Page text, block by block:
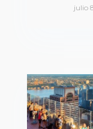
julio